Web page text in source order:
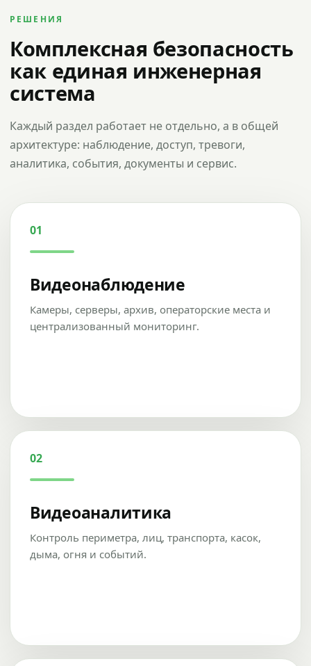
РЕШЕНИЯ
Комплексная безопасность
как единая инженерная
система
Каждый раздел работает не отдельно, а в общей
архитектуре: наблюдение, доступ, тревоги,
аналитика, события, документы и сервис.
01
Видеонаблюдение
Камеры, серверы, архив, операторские места и
централизованный мониторинг.
02
Видеоаналитика
Контроль периметра, лиц, транспорта, касок,
дыма, огня и событий.